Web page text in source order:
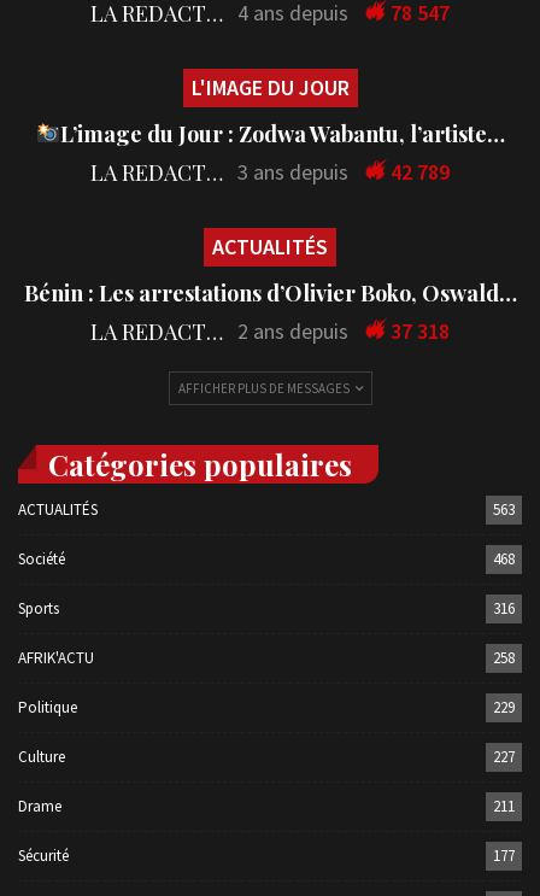
LA REDACTION 4 ans depuis 78 547
L'IMAGE DU JOUR
L’image du Jour : Zodwa Wabantu, l’artiste…
LA REDACTION 3 ans depuis 42 789
ACTUALITÉS
Bénin : Les arrestations d’Olivier Boko, Oswald…
LA REDACTION 2 ans depuis 37 318
AFFICHER PLUS DE MESSAGES
Catégories populaires
ACTUALITÉS 563
Société 468
Sports 316
AFRIK'ACTU 258
Politique 229
Culture 227
Drame 211
Sécurité 177